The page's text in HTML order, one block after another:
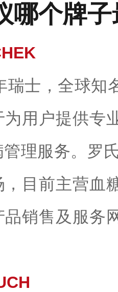
哪个牌
瑞士，全球知
用户提供专
理服务。罗
目前主营血
销售及服务